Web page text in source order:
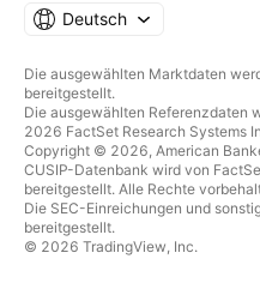
Deutsch
Die ausgewählten Marktdaten
bereitgestellt.
Die ausgewählten Referenzdaten
2026 FactSet Research Systems
Copyright © 2026, American
CUSIP-Datenbank wird von
bereitgestellt. Alle Rechte
Die SEC-Einreichungen und
bereitgestellt.
© 2026 TradingView, Inc.